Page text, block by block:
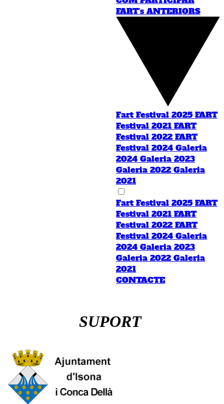
FART's ANTERIORS
Fart Festival 2025FART
Festival 2021 FART
Festival 2022 FART
Festival 2024 Galeria
2024 Galeria 2023
Galeria 2022 Galeria
2021
Fart Festival 2025FART
Festival 2021 FART
Festival 2022 FART
Festival 2024 Galeria
2024 Galeria 2023
Galeria 2022 Galeria
2021
CONTACTE
SUPORT